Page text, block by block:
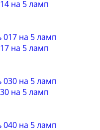
на 5 ламп
на 5 ламп
на 5 ламп